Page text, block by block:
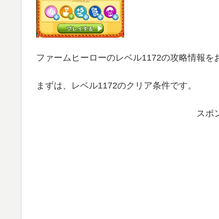
ファームヒーローのレベル1172の攻略情報を
まずは、レベル1172のクリア条件です。
スポ